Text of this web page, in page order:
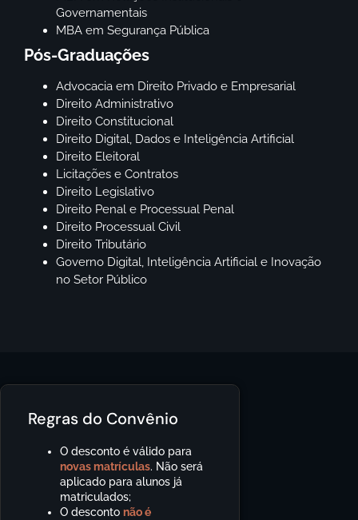
Governamentais
MBA em Segurança Pública
Pós-Graduações
Advocacia em Direito Privado e Empresarial
Direito Administrativo
Direito Constitucional
Direito Digital, Dados e Inteligência Artificial
Direito Eleitoral
Licitações e Contratos
Direito Legislativo
Direito Penal e Processual Penal
Direito Processual Civil
Direito Tributário
Governo Digital, Inteligência Artificial e Inovação
no Setor Público
Regras do Convênio
O desconto é válido para
novas matrículas. Não será
aplicado para alunos já
matriculados;
O desconto não é